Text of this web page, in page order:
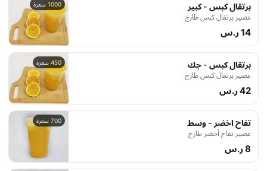
1000 سعرة برتقال كبس - كبير
عصير برتقال كبس طازج
14 ر.س
450 سعرة برتقال كبس - جك
عصير برتقال كبس طازج
42 ر.س
700 سعرة تفاح اخضر - وسط
عصير تفاح أخضر طازج
8 ر.س